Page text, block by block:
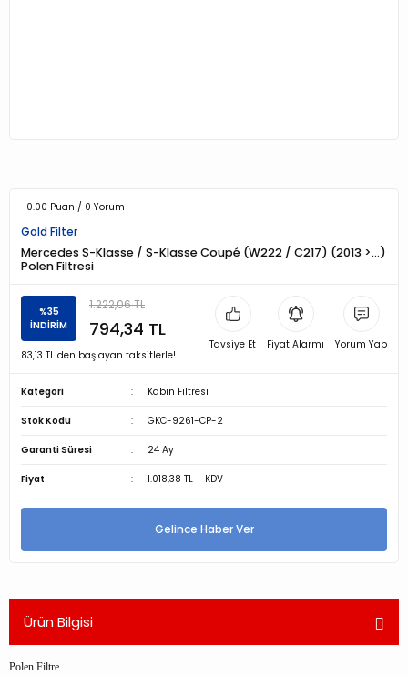
0.00 Puan / 0 Yorum
Gold Filter
Mercedes S-Klasse / S-Klasse Coupé (W222 / C217) (2013 >…)
Polen Filtresi
%35
İNDİRİM
1.222,06 TL
794,34 TL
83,13 TL den başlayan taksitlerle!
Tavsiye Et Fiyat Alarmı Yorum Yap
Kategori Kabin Filtresi
Stok Kodu GKC-9261-CP-2
Garanti Süresi 24 Ay
Fiyat 1.018,38 TL + KDV
Gelince Haber Ver
Ürün Bilgisi
Polen Filtre